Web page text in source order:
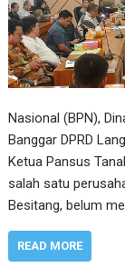
Nasional (BPN),
Banggar DPRD
Ketua Pansus
salah satu
Besitang, belum
READ MORE